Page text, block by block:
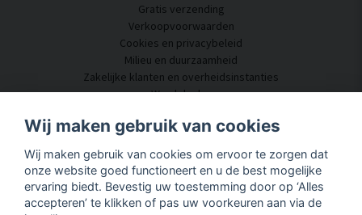
Gratis verzending
Verkoopvoorwaarden
Cookies en privacybeleid
Milieu en duurzaamheid
Zakelijke klanten en overheidsinstanties
Word dealer
Klantenservice
Neem contact met ons op
Akoestisch advies
Montage en installatie
Vragen en antwoorden
Wij maken gebruik van cookies
Wij maken gebruik van cookies om ervoor te zorgen dat
onze website goed functioneert en u de best mogelijke
ervaring biedt. Bevestig uw toestemming door op ‘Alles
accepteren’ te klikken of pas uw voorkeuren aan via de